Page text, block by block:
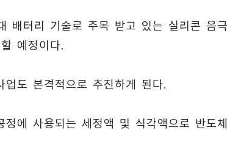
배터리 기술로 주목 받고 있는 실리콘 음
예정이다.
도 본격적으로 추진하게 된다.
에 사용되는 세정액 및 식각액으로 반도